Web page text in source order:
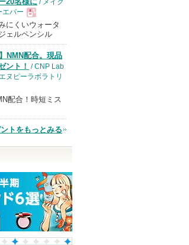
ウ
塗るつけまつげ 自まつ
げ際立てタイプ
デジャヴュ
/ メイク
エバー
現
品
にくいウォータ
ェルペンシル
NMN配合。現品
ント！ / CNP Lab
ヌピーラボラトリ
配合！時短ミス
トをもっとみる